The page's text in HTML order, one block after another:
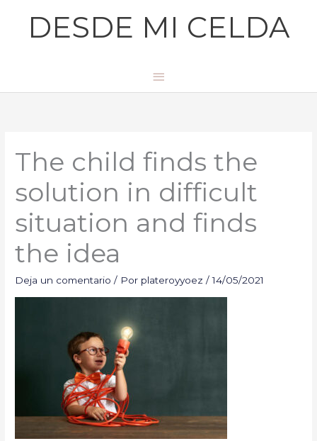
DESDE MI CELDA
Menú
principal
The child finds the
solution in difficult
situation and finds
the idea
Deja un comentario / Por plateroyyoez/14/05/2021